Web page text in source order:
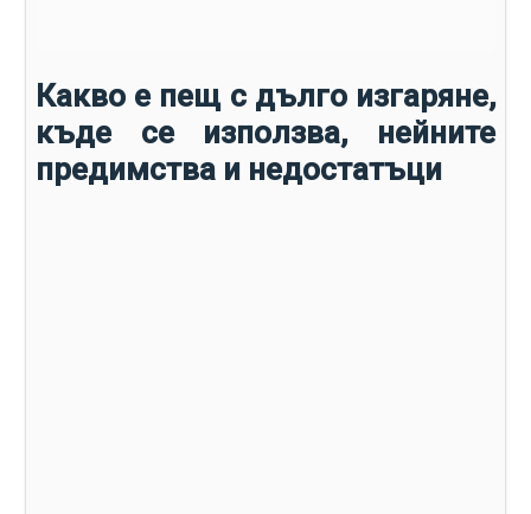
Какво е пещ с дълго изгаряне,
къде се използва, нейните
предимства и недостатъци